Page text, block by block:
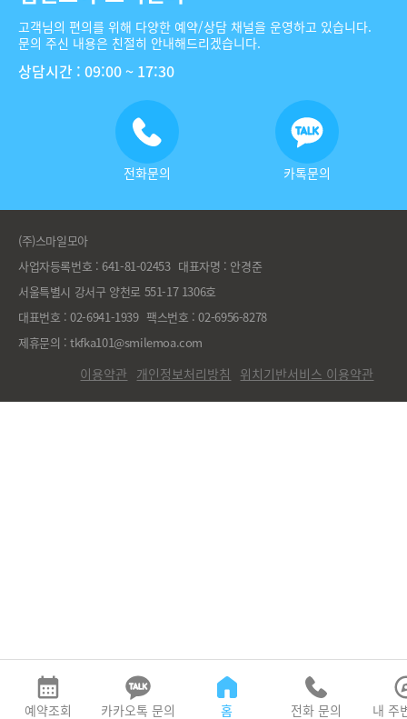
예약조회 카카오톡 문의 홈 전화 문의 내 주
고객님의 편의를 위해 다양한 예약/상담 채널을 운영하고 있습니다.
문의 주신 내용은 친절히 안내해드리겠습니다.
상담시간 : 09:00 ~ 17:30
전화문의 카톡문의
(주)스마일모아
사업자등록번호 : 641-81-02453 대표자명 : 안경준
서울특별시 강서구 양천로 551-17 1306호
대표번호 : 02-6941-1939 팩스번호 : 02-6956-8278
제휴문의 : tkfka101@smilemoa.com
이용약관 개인정보처리방침 위치기반서비스 이용약관